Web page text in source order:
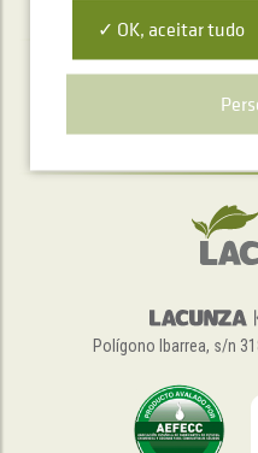
+34
Polígono Ibarrea, s/n
✓ OK, aceitar tudo